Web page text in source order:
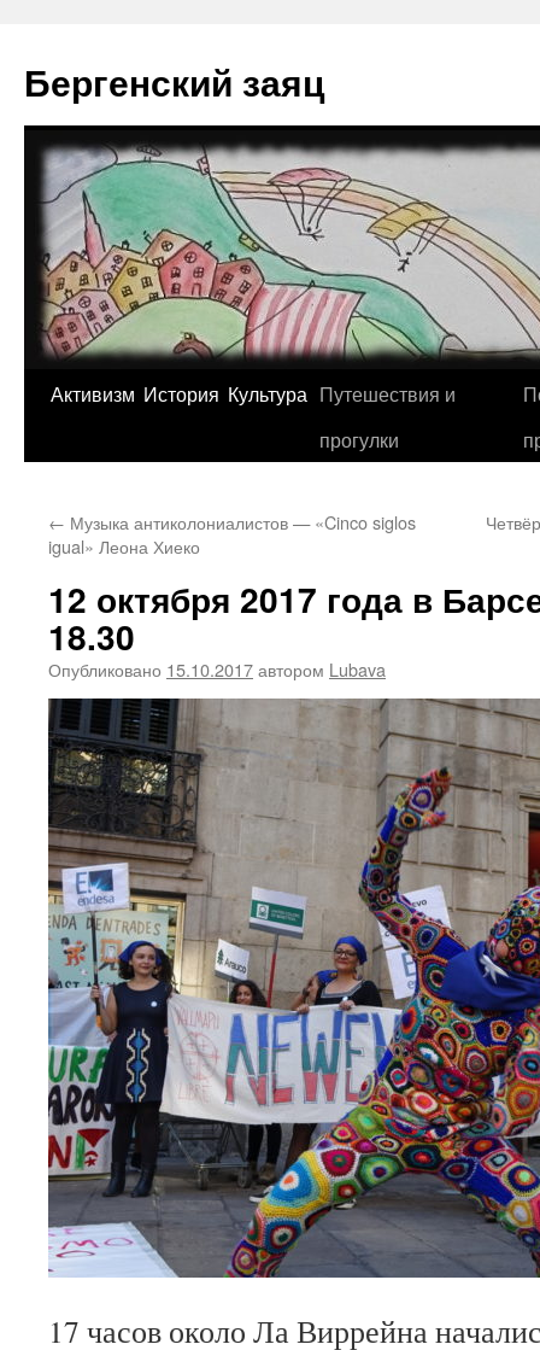
содержимому
Бергенский заяц
Активизм История Культура Путешествия и
прогулки
← Музыка антиколониалистов — «Cinco siglos
igual» Леона Хиеко
12 октября 2017 года в
18.30
Опубликовано 15.10.2017автором Lubava
17 часов около Ла Виррейна